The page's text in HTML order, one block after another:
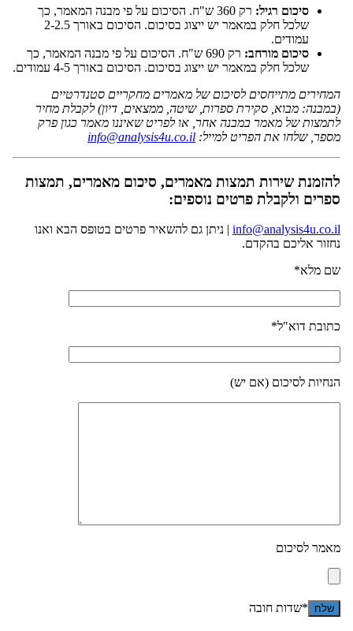
סיכום רגיל:
רק 360 ש"ח. הסיכום על פי מבנה המאמר, כך
שלכל חלק במאמר יש ייצוג בסיכום. הסיכום באורך 2-2.5
עמודים.
סיכום מורחב:
רק 690 ש"ח. הסיכום על פי מבנה המאמר, כך
שלכל חלק במאמר יש ייצוג בסיכום. הסיכום באורך 4-5 עמודים.
המחירים מתייחסים לסיכום של מאמרים מחקריים סטנדרטיים
(במבנה: מבוא, סקירת ספרות, שיטה, ממצאים, דיון) לקבלת מחיר
לתמצות של מאמר במבנה אחר, או לפריט שאיננו מאמר כגון פרק
מספר, שלחו את הפריט למייל: info@analysis4u.co.il
להזמנת שירות תמצות מאמרים, סיכום מאמרים, תמצות
ספרים ולקבלת פרטים נוספים:
info@analysis4u.co.il | ניתן גם להשאיר פרטים בטופס הבא ואנו
נחזור אליכם בהקדם.
שם מלא*
כתובת דוא"ל*
הנחיות לסיכום (אם יש)
מאמר לסיכום
*שדות חובה